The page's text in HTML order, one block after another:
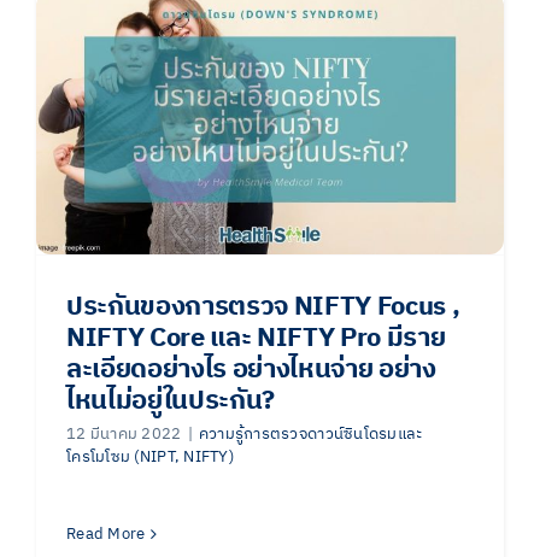
ประกันของการตรวจ NIFTY Focus ,
NIFTY Core และ NIFTY Pro มีราย
ละเอียดอย่างไร อย่างไหนจ่าย อย่าง
ไหนไม่อยู่ในประกัน?
12 มีนาคม 2022 | ความรู้การตรวจดาวน์ซินโดรมและ
โครโมโซม (NIPT, NIFTY)
Read More